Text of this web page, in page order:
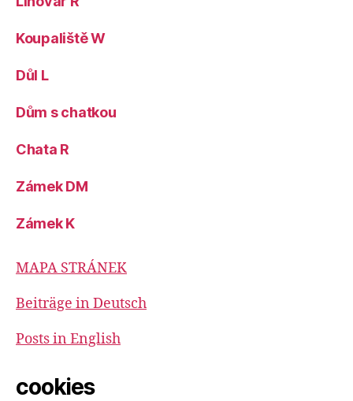
Koupaliště W
Důl L
Dům s chatkou
Chata R
Zámek DM
Zámek K
MAPA STRÁNEK
Beiträge in Deutsch
Posts in English
cookies